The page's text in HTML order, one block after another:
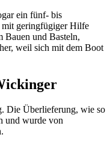
ein fünf- bis
mit geringfügiger Hilfe
Bauen und Basteln,
weil sich mit dem Boot
Die Überlieferung, wie so
und wurde von